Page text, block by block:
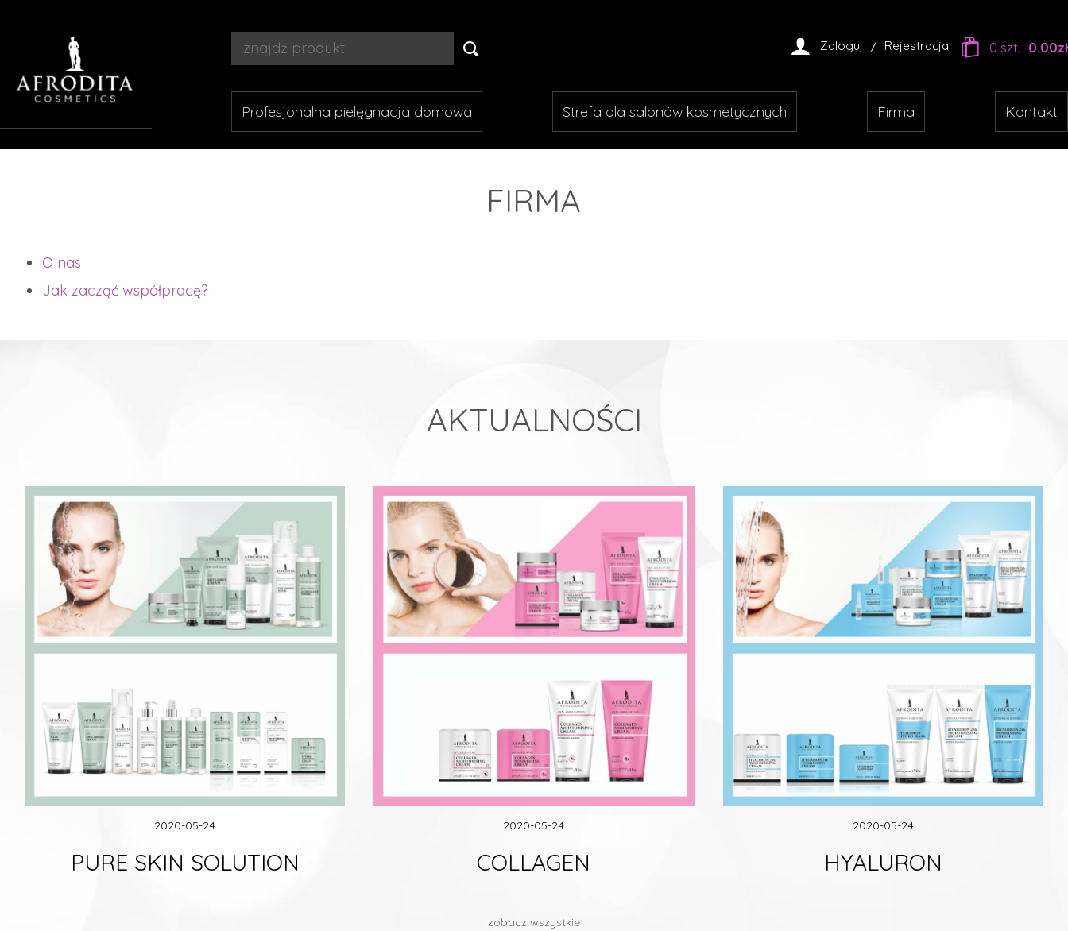
Zaloguj Rejestracja  0 szt. 0.00zł
Profesjonalna pielęgnacja domowa Strefa dla salonów kosmetycznych Firma Kontakt
FIRMA
O nas
Jak zacząć współpracę?
AKTUALNOŚCI
2020-05-24
PURE SKIN SOLUTION
2020-05-24
COLLAGEN
2020-05-24
HYALURON
zobacz wszystkie